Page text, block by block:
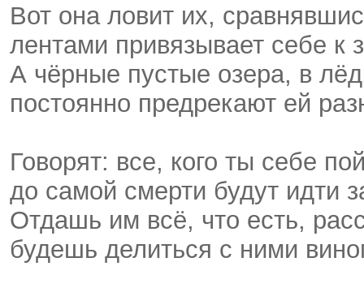
Вот она ловит их,
лентами привязывает себе к
А чёрные пустые озера, в
постоянно предрекают ей
Говорят: все, кого ты себе
до самой смерти будут идти
Отдашь им всё, что есть,
будешь делиться с ними